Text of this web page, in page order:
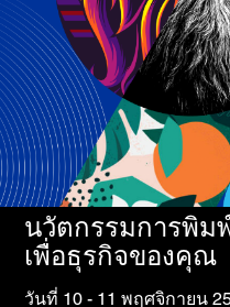
นวัตกรรมการพิม
เพื่อธุรกิจของคุณ
วันที่ 10 - 11 พฤศจิกายน